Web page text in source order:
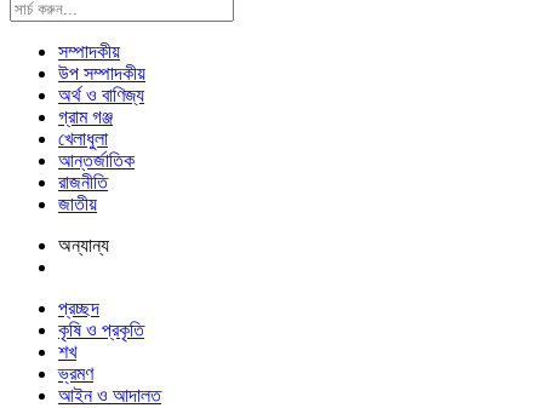
সম্পাদকীয়
উপ সম্পাদকীয়
অর্থ ও বাণিজ্য
গ্রাম গঞ্জ
খেলাধুলা
আন্তর্জাতিক
রাজনীতি
জাতীয়
অন্যান্য
প্রচ্ছদ
কৃষি ও প্রকৃতি
শখ
ভ্রমণ
আইন ও আদালত